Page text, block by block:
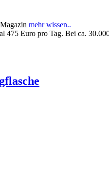
mehr wissen..
475 Euro pro Tag. Bei ca.